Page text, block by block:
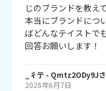
じのブランドを教え
本当にブランドにつ
ばどんなテイストで
回答お願いします！
_彳亍 - Qmtz2ODy9J
2026年6月7日